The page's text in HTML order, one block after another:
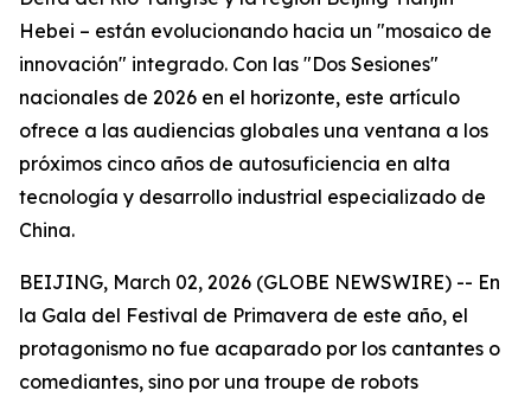
Hebei – están evolucionando hacia un "mosaico de
innovación" integrado. Con las "Dos Sesiones"
nacionales de 2026 en el horizonte, este artículo
ofrece a las audiencias globales una ventana a los
próximos cinco años de autosuficiencia en alta
tecnología y desarrollo industrial especializado de
China.
BEIJING, March 02, 2026 (GLOBE NEWSWIRE) -- En
la Gala del Festival de Primavera de este año, el
protagonismo no fue acaparado por los cantantes o
comediantes, sino por una troupe de robots